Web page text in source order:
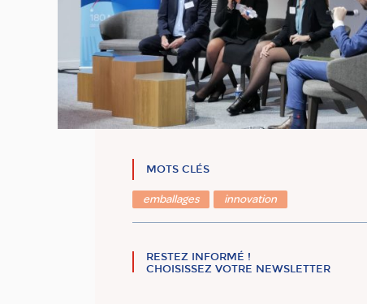
MOTS CLÉS
emballages innovation
RESTEZ INFORMÉ !
CHOISISSEZ VOTRE NEWSLETTER